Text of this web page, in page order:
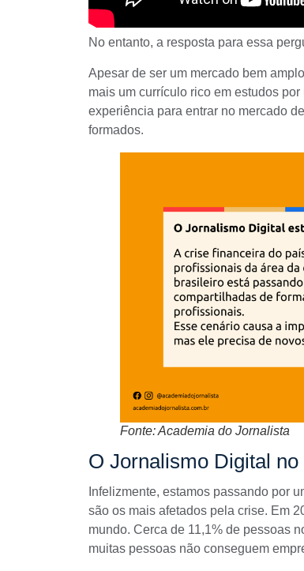
No entanto, a resposta para essa
Apesar de ser um mercado bem
mais um currículo rico em estudos
experiência para entrar no mercado
formados.
Fonte: Academia do Jornalista
O Jornalismo Digital no
Infelizmente, estamos passando por
são os mais afetados pela crise. Em
mundo. Cerca de 11,1% de pessoas
muitas pessoas não conseguem